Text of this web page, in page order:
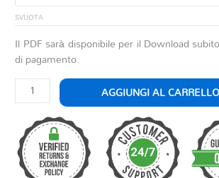
SVUOTA
Il PDF sarà disponibile per il Download
di pagamento.
ARDEA
quantità
AGGIUNGI AL CARRELLO